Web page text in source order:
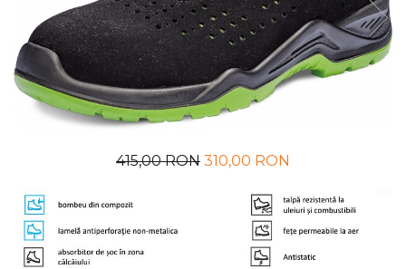
UNICA FOLOSINTA
VESTE
415,00 RON 310,00 RON